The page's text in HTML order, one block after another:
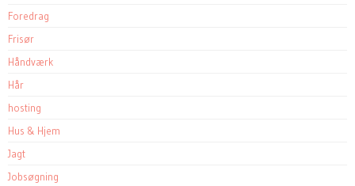
Foredrag
Frisør
Håndværk
Hår
hosting
Hus & Hjem
Jagt
Jobsøgning